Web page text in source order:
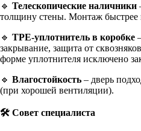
🔹 Телескопические наличники
толщину стены. Монтаж быстрее
🔹 TPE-уплотнитель в коробке
закрывание, защита от
форме уплотнителя исключено
🔹 Влагостойкость – дверь
(при хорошей вентиляции).
🛠 Совет специалиста